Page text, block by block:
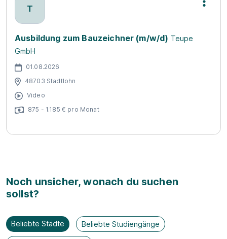
T
Ausbildung zum Bauzeichner (m/w/d) Teupe
GmbH
01.08.2026
48703 Stadtlohn
Video
875 - 1.185 € pro Monat
Noch unsicher, wonach du suchen
sollst?
Beliebte Städte Beliebte Studiengänge